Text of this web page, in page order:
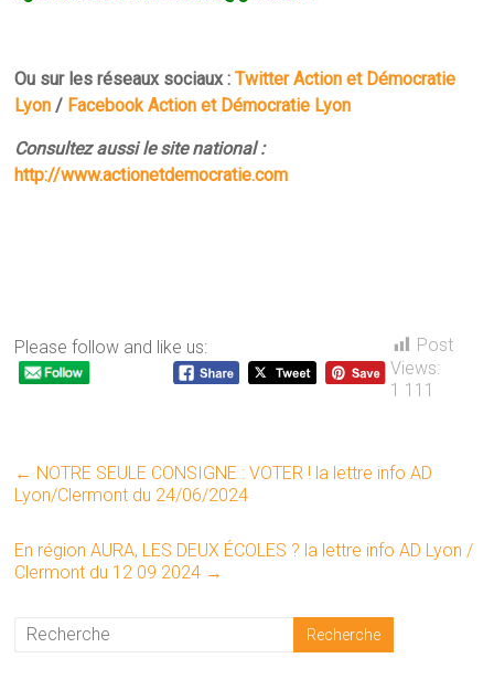
Ou sur les réseaux sociaux :Twitter Action et Démocratie
Lyon / Facebook Action et Démocratie Lyon
Consultez aussi le site national :
http://www.actionetdemocratie.com
Please follow and like us:
Post
Views:
1 111
← NOTRE SEULE CONSIGNE : VOTER ! la lettre info AD
Lyon/Clermont du 24/06/2024
En région AURA, LES DEUX ÉCOLES ? la lettre info AD Lyon /
Clermont du 12 09 2024 →